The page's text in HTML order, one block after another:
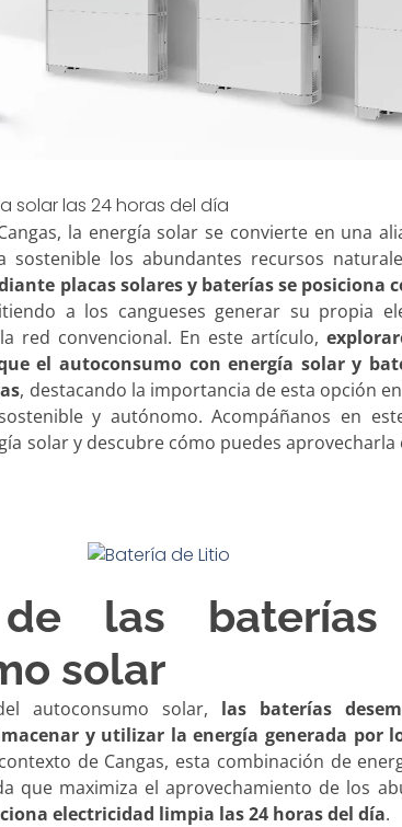
solar las 24 horas del día
la energía solar se convierte en una
sostenible los abundantes recursos
placas solares y baterías se posiciona
a los cangueses generar su propia
red convencional. En este artículo,
el autoconsumo con energía solar y
, destacando la importancia de esta opción
y autónomo. Acompáñanos en
solar y descubre cómo puedes
las
solar
autoconsumo solar, las baterías
y utilizar la energía generada por
de Cangas, esta combinación de
que maximiza el aprovechamiento de los
electricidad limpia las 24 horas del día.